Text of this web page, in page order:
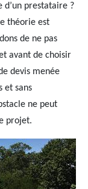
prestataire ?
théorie est
de ne pas
avant de choisir
devis menée
et sans
ne peut
projet.